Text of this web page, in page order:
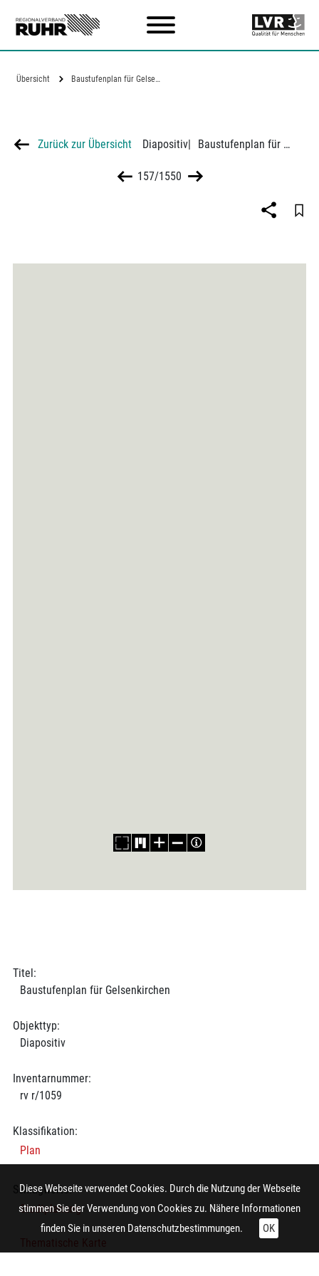
Übersicht Baustufenplan für Gelsenkirchen
Zurück zur Übersicht Diapositiv| Baustufenplan für Gelsenkirchen
157/1550
Titel:
Baustufenplan für Gelsenkirchen
Objekttyp:
Diapositiv
Inventarnummer:
rv r/1059
Klassifikation:
Plan
Schlagworte:
Stadtplanung
Diese Webseite verwendet Cookies. Durch die Nutzung der Webseite
stimmen Sie der Verwendung von Cookies zu. Nähere Informationen
finden Sie in unseren Datenschutzbestimmungen. OK